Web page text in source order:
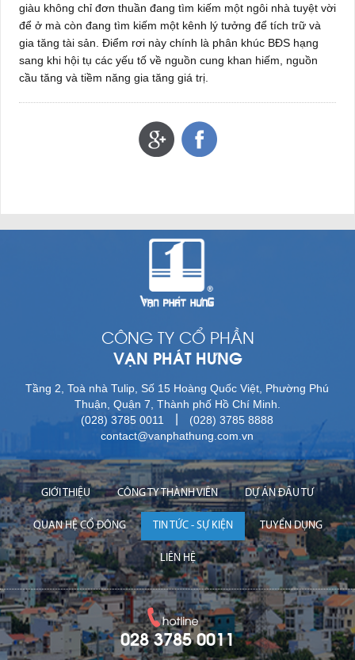
giàu không chỉ đơn thuần đang tìm kiếm một ngôi nhà tuyệt vời
để ở mà còn đang tìm kiếm một kênh lý tưởng để tích trữ và
gia tăng tài sản. Điểm rơi này chính là phân khúc BĐS hạng
sang khi hội tụ các yếu tố về nguồn cung khan hiếm, nguồn
cầu tăng và tiềm năng gia tăng giá trị.
CÔNG TY CỔ PHẦN
VẠN PHÁT HƯNG
Tầng 2, Toà nhà Tulip, Số 15 Hoàng Quốc Việt, Phường Phú
Thuận, Quận 7, Thành phố Hồ Chí Minh.
(028) 3785 0011
(028) 3785 8888
contact@vanphathung.com.vn
GIỚI THIỆU CÔNG TY THÀNH VIÊN DỰ ÁN ĐẦU TƯ
QUAN HỆ CỔ ĐÔNG TIN TỨC - SỰ KIỆN TUYỂN DỤNG
LIÊN HỆ
028 3785 0011